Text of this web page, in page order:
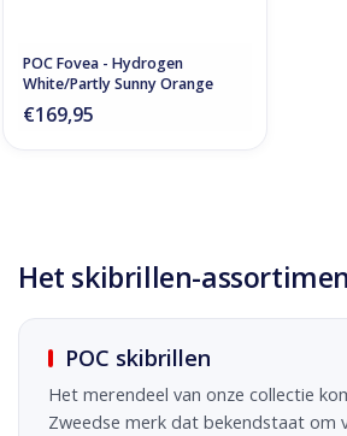
POC Fovea - Hydrogen
White/Partly Sunny Orange
€169,95
Het skibrillen-
POC skibrillen
Het merendeel van onze collectie
Zweedse merk dat bekendstaat om